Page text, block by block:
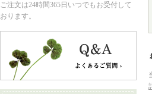
ご注文は24時間365日いつでもお受付して
おります。